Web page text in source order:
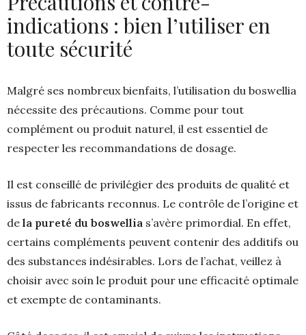
indications : bien l’utiliser en
toute sécurité
Malgré ses nombreux bienfaits, l’utilisation du boswellia
nécessite des précautions. Comme pour tout
complément ou produit naturel, il est essentiel de
respecter les recommandations de dosage.
Il est conseillé de privilégier des produits de qualité et
issus de fabricants reconnus. Le contrôle de l’origine et
de la pureté du boswellia s’avère primordial. En effet,
certains compléments peuvent contenir des additifs ou
des substances indésirables. Lors de l’achat, veillez à
choisir avec soin le produit pour une efficacité optimale
et exempte de contaminants.